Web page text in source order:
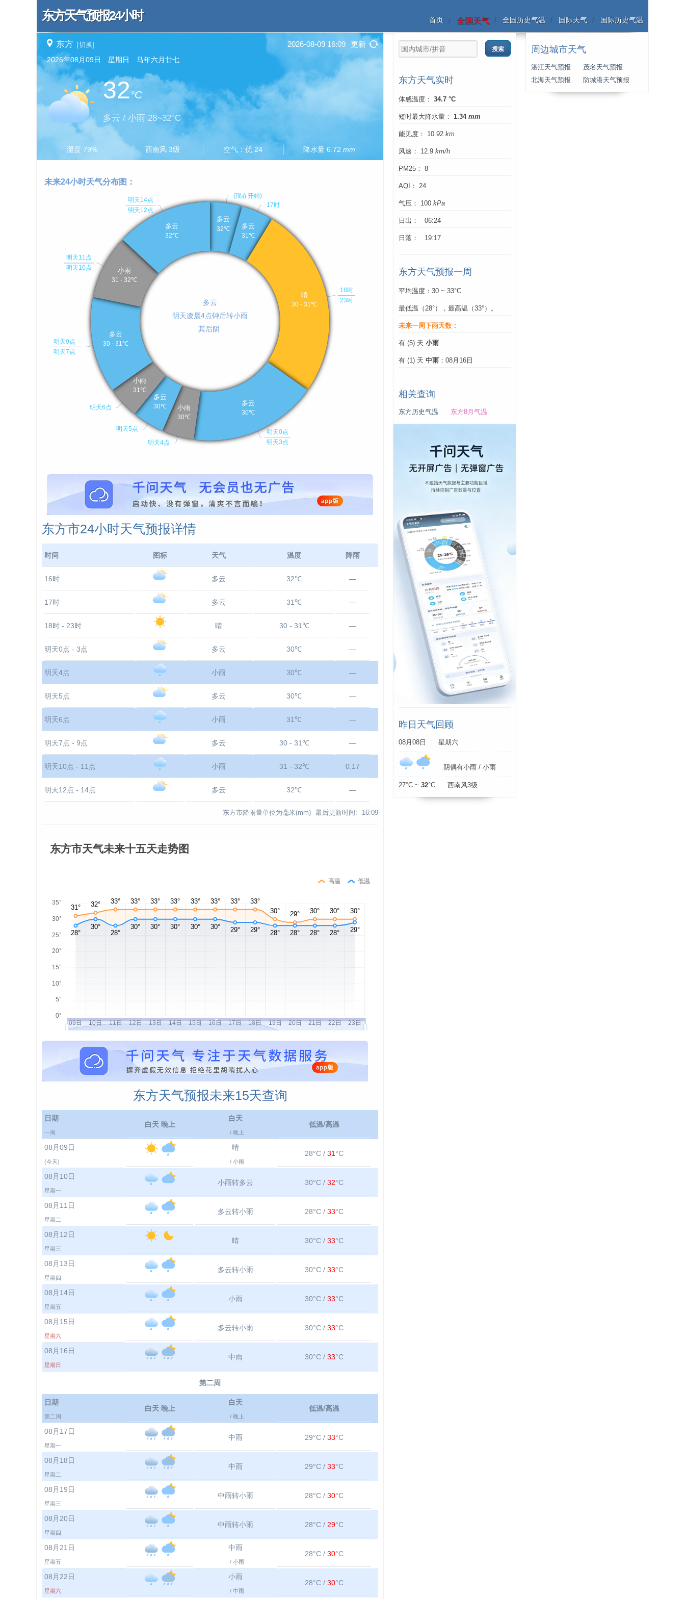
东方天气预报24小时 首页 全国天气 全国历史气温 国际天气 国际历史气温
东方 [切换] 2026-08-09 16:09 更新
2026年08月09日 星期日 马年六月廿七
32°C
多云 / 小雨 28~32°C
湿度 79% 西南风 3级 空气：优 24 降水量 6.72mm
东方市24小时天气预报详情
时间 图标 天气 温度 降雨
16时 多云 32℃ —
17时 多云 31℃ —
18时 - 23时 晴 30 - 31℃ —
明天0点 - 3点 多云 30℃ —
明天4点 小雨 30℃ —
明天5点 多云 30℃ —
明天6点 小雨 31℃ —
明天7点 - 9点 多云 30 - 31℃ —
明天10点 - 11点 小雨 31 - 32℃ 0.17
明天12点 - 14点 多云 32℃ —
东方市降雨量单位为毫米(mm) 最后更新时间: 16:09
东方市天气未来十五天走势图
高温 低温
东方天气预报未来15天查询
日期
一周
白天 晚上
白天
/ 晚上
低温/高温
08月09日
(今天)
晴
/ 小雨
28°C /31 °C
08月10日
星期一
小雨转多云 30°C /32°C
08月11日
星期二
多云转小雨 28°C /33°C
08月12日
星期三
晴 30°C /33°C
08月13日
星期四
多云转小雨 30°C /33°C
08月14日
星期五
小雨 30°C /33°C
08月15日
星期六
多云转小雨 30°C /33°C
08月16日
星期日
中雨 30°C /33°C
第二周
日期
第二周
白天 晚上
白天
/ 晚上
低温/高温
08月17日
星期一
中雨 29°C /33°C
08月18日
星期二
中雨 29°C /33°C
08月19日
星期三
中雨转小雨 28°C /30°C
08月20日
星期四
中雨转小雨 28°C / 29°C
08月21日
星期五
中雨
/ 小雨
28°C /30°C
08月22日
星期六
小雨
/ 中雨
28°C /30°C
东方天气实时
体感温度： 34.7 °C
短时最大降水量： 1.34 mm
能见度： 10.92 km
风速： 12.9 km/h
PM25： 8
AQI： 24
气压： 100 kPa
日出： 06:24
日落： 19:17
东方天气预报一周
平均温度：30 ~ 33°C
最低温（28°），最高温（33°）。
未来一周下雨天数：
有 (5) 天 小雨
有 (1) 天 中雨 ：08月16日
相关查询
东方历史气温 东方8月气温
昨日天气回顾
08月08日 星期六
阴偶有小雨 / 小雨
27°C ~ 32°C 西南风3级
周边城市天气
湛江天气预报
茂名天气预报
北海天气预报
防城港天气预报